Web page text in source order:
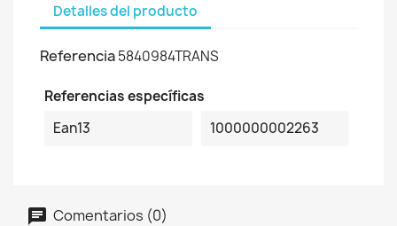
Detalles del producto
Referencia5840984TRANS
Referencias específicas
Ean13
1000000002263
Comentarios (0)